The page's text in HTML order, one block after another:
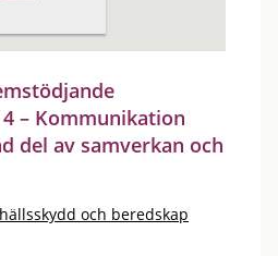
– Kommunikation
del av samverkan och
och beredskap